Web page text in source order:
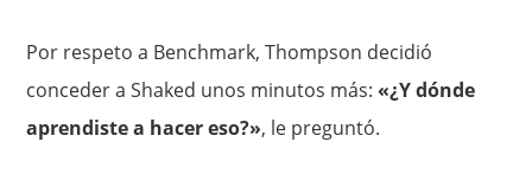
Por respeto a Benchmark, Thompson decidió
conceder a Shaked unos minutos más:«¿Y dónde
aprendiste a hacer eso?», le preguntó.